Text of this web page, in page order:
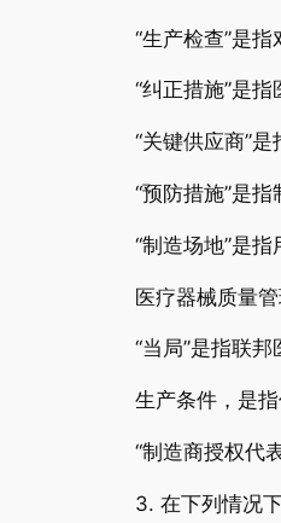
“生产检查”是
“纠正措施”是
“关键供应商”
“预防措施”是
“制造场地”是
医疗器械质量
“当局”是指联邦
生产条件，是
“制造商授权代
3. 在下列情况